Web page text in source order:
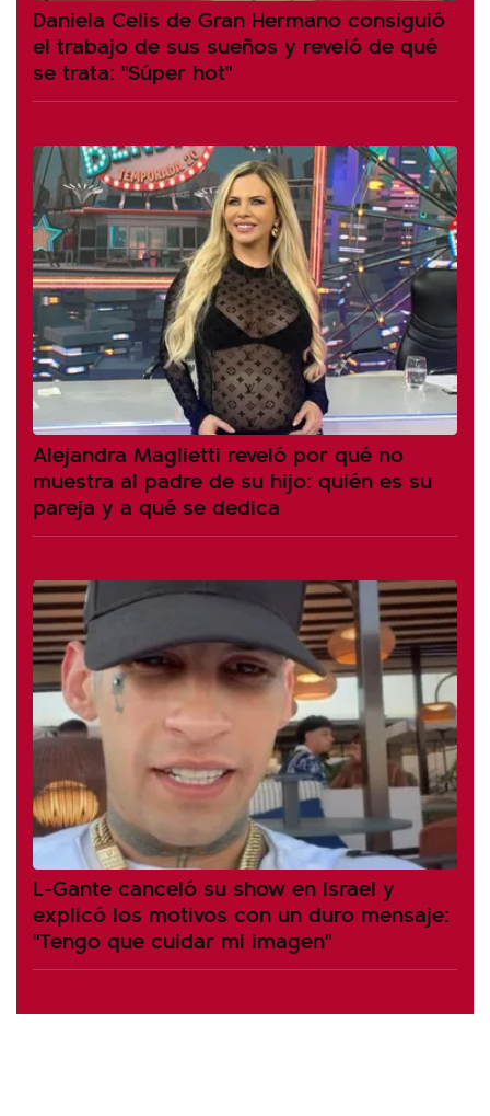
Daniela Celis de Gran Hermano consiguió
el trabajo de sus sueños y reveló de qué
se trata: "Súper hot"
Alejandra Maglietti reveló por qué no
muestra al padre de su hijo: quién es su
pareja y a qué se dedica
L-Gante canceló su show en Israel y
explicó los motivos con un duro mensaje:
"Tengo que cuidar mi imagen"